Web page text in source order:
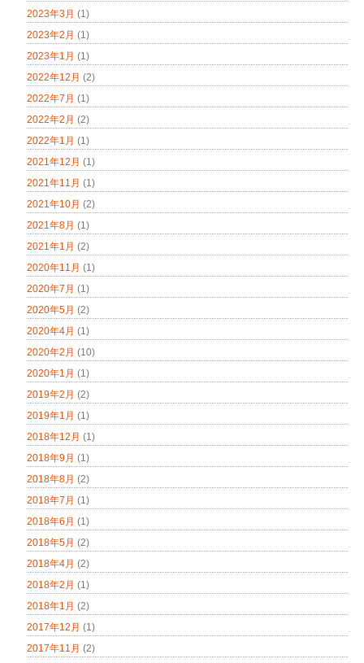
2023年3月 (1)
2023年2月 (1)
2023年1月 (1)
2022年12月 (2)
2022年7月 (1)
2022年2月 (2)
2022年1月 (1)
2021年12月 (1)
2021年11月 (1)
2021年10月 (2)
2021年8月 (1)
2021年1月 (2)
2020年11月 (1)
2020年7月 (1)
2020年5月 (2)
2020年4月 (1)
2020年2月 (10)
2020年1月 (1)
2019年2月 (2)
2019年1月 (1)
2018年12月 (1)
2018年9月 (1)
2018年8月 (2)
2018年7月 (1)
2018年6月 (1)
2018年5月 (2)
2018年4月 (2)
2018年2月 (1)
2018年1月 (2)
2017年12月 (1)
2017年11月 (2)